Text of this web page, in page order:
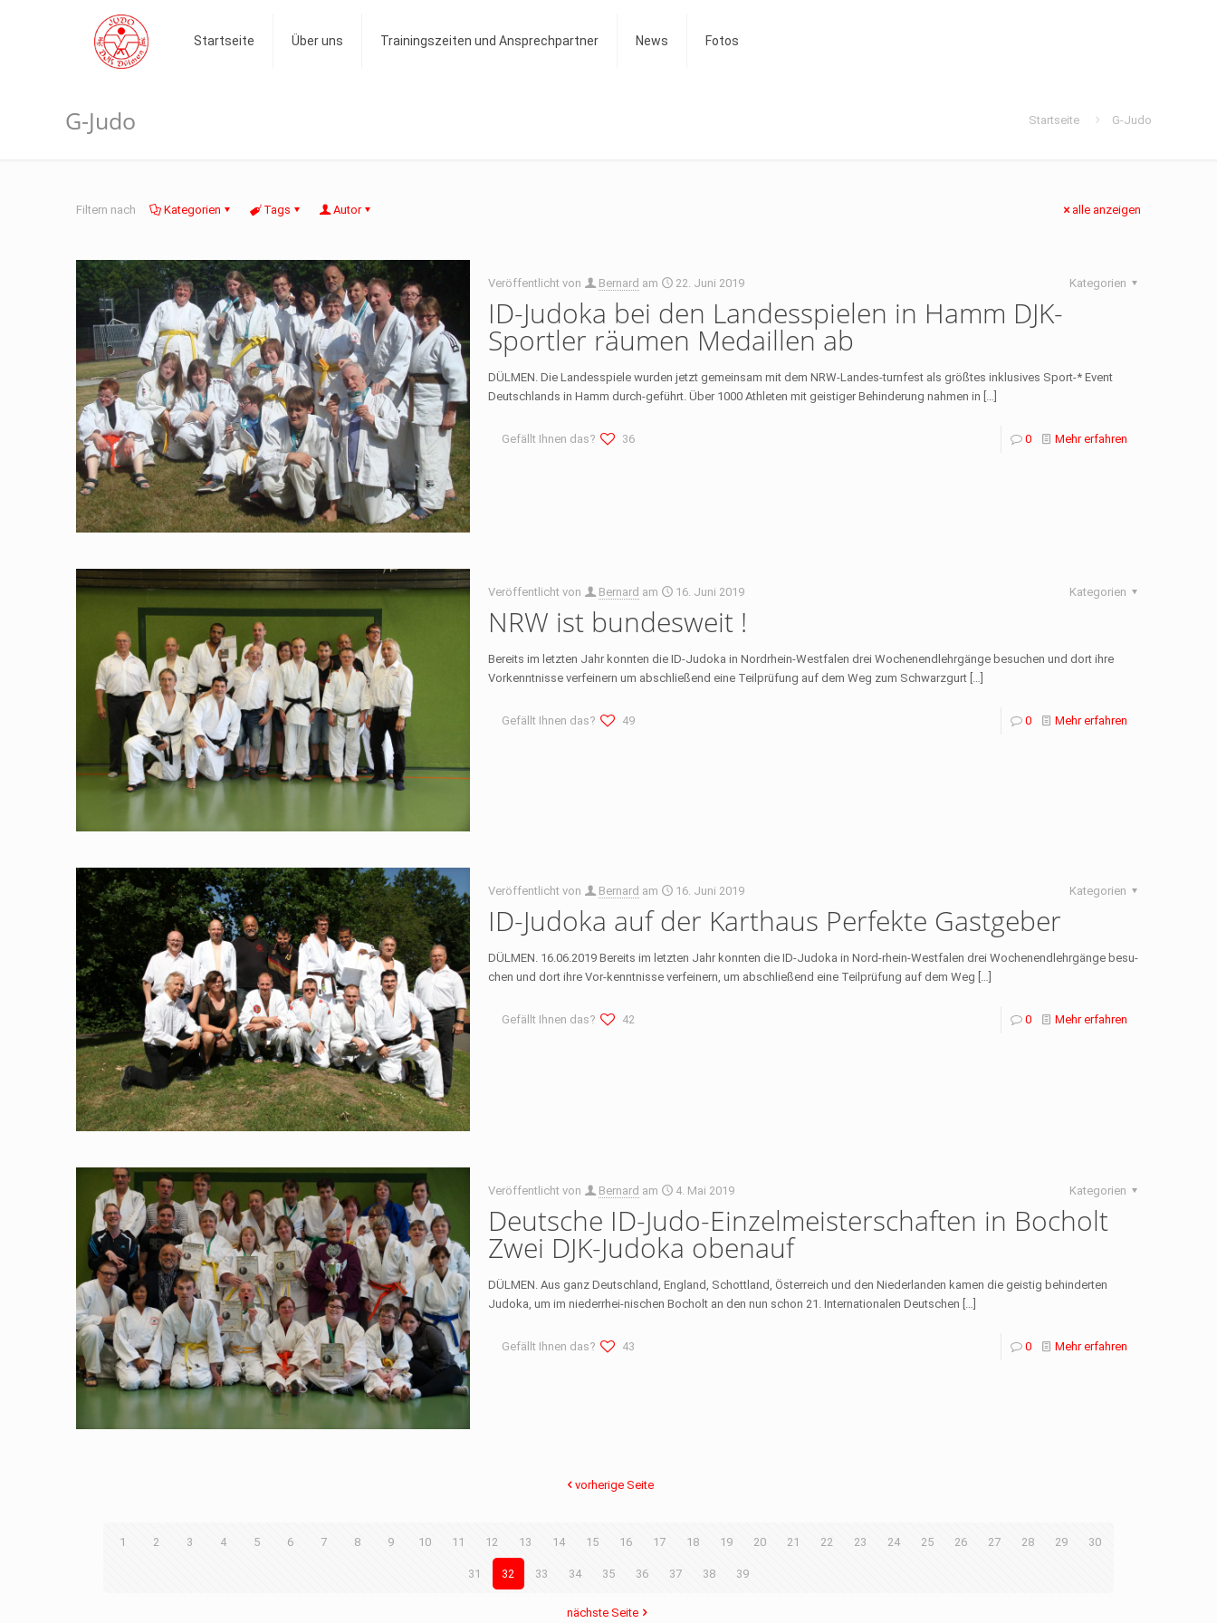
Startseite Über uns Trainingszeiten und Ansprechpartner News Fotos
G-Judo Startseite G-Judo
Filtern nach Kategorien Tags Autor alle anzeigen
Veröffentlicht von Bernard am 22. Juni 2019 Kategorien
ID-Judoka bei den Landesspielen in Hamm DJK-
Sportler räumen Medaillen ab
DÜLMEN. Die Landesspiele wurden jetzt gemeinsam mit dem NRW-Landes-turnfest als größtes inklusives Sport-* Event
Deutschlands in Hamm durch-geführt. Über 1000 Athleten mit geistiger Behinderung nahmen in […]
Gefällt Ihnen das? 36 0 Mehr erfahren
Veröffentlicht von Bernard am 16. Juni 2019 Kategorien
NRW ist bundesweit !
Bereits im letzten Jahr konnten die ID-Judoka in Nordrhein-Westfalen drei Wochenendlehrgänge besuchen und dort ihre
Vorkenntnisse verfeinern um abschließend eine Teilprüfung auf dem Weg zum Schwarzgurt […]
Gefällt Ihnen das? 49 0 Mehr erfahren
Veröffentlicht von Bernard am 16. Juni 2019 Kategorien
ID-Judoka auf der Karthaus Perfekte Gastgeber
DÜLMEN. 16.06.2019 Bereits im letzten Jahr konnten die ID-Judoka in Nord-rhein-Westfalen drei Wochenendlehrgänge besu­
chen und dort ihre Vor-kenntnisse verfeinern, um abschließend eine Teilprü­fung auf dem Weg […]
Gefällt Ihnen das? 42 0 Mehr erfahren
Veröffentlicht von Bernard am 4. Mai 2019 Kategorien
Deutsche ID-Judo-Einzelmeisterschaften in Bocholt
Zwei DJK-Judoka obenauf
DÜLMEN. Aus ganz Deutschland, England, Schottland, Österreich und den Niederlanden kamen die geistig behinderten
Judoka, um im niederrhei-nischen Bocholt an den nun schon 21. Internationalen Deutschen […]
Gefällt Ihnen das? 43 0 Mehr erfahren
vorherige Seite
1 2 3 4 5 6 7 8 9 10 11 12 13 14 15 16 17 18 19 20 21 22 23 24 25 26 27 28 29 30
31 32 33 34 35 36 37 38 39
nächste Seite